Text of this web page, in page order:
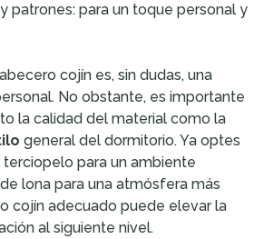
patrones: para un toque personal y
cojín es, sin dudas, una
No obstante, es importante
la calidad del material como la
general del dormitorio. Ya optes
para un ambiente
lona para una atmósfera más
cojín adecuado puede elevar la
al siguiente nivel.